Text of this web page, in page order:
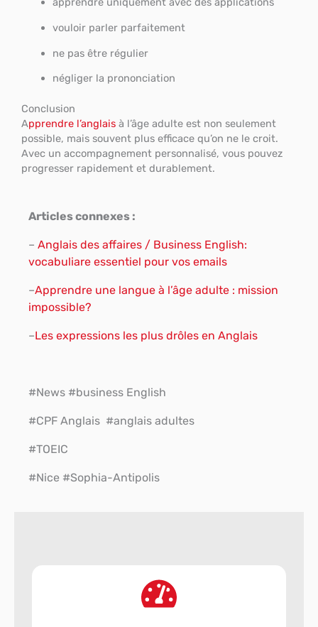
vouloir parler parfaitement
ne pas être régulier
négliger la prononciation
Conclusion
Apprendre l’anglais à l’âge adulte est non seulement
possible, mais souvent plus efficace qu’on ne le croit.
Avec un accompagnement personnalisé, vous pouvez
progresser rapidement et durablement.
Articles connexes :
– Anglais des affaires / Business English:
vocabuliare essentiel pour vos emails
–Apprendre une langue à l’âge adulte : mission
impossible?
–Les expressions les plus drôles en Anglais
#News #business English
#CPF Anglais #anglais adultes
#TOEIC
#Nice #Sophia-Antipolis